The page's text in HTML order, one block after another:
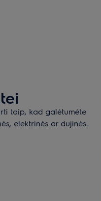
taip, kad galėtumėte
elektrinės ar dujinės.